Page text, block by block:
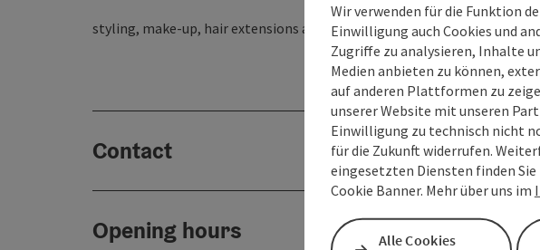
styling, make-up, hair extensions and manicure
Contact
Opening hours
Wir verwenden für die Funktion
Einwilligung auch Cookies und
Zugriffe zu analysieren, Inhalte
Medien anbieten zu können,
auf anderen Plattformen zu
unserer Website mit unseren
Einwilligung zu technisch nicht
für die Zukunft widerrufen.
eingesetzten Diensten finden Sie
Cookie Banner. Mehr über uns im
Alle Cookies